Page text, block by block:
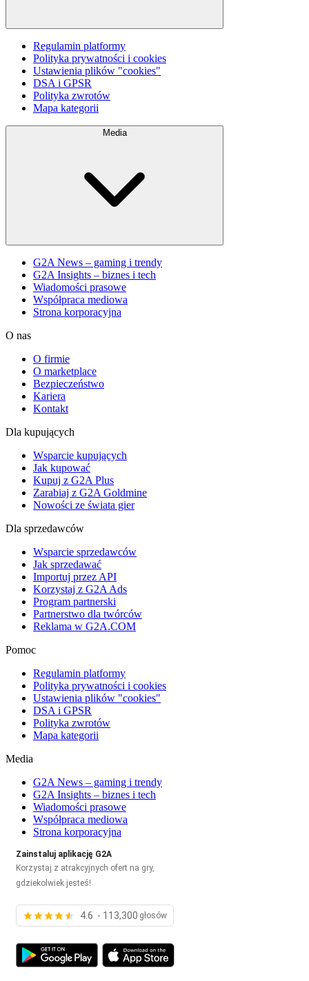
Regulamin platformy
Polityka prywatności i cookies
Ustawienia plików "cookies"
DSA i GPSR
Polityka zwrotów
Mapa kategorii
Media
G2A News – gaming i trendy
G2A Insights – biznes i tech
Wiadomości prasowe
Współpraca mediowa
Strona korporacyjna
O nas
O firmie
O marketplace
Bezpieczeństwo
Kariera
Kontakt
Dla kupujących
Wsparcie kupujących
Jak kupować
Kupuj z G2A Plus
Zarabiaj z G2A Goldmine
Nowości ze świata gier
Dla sprzedawców
Wsparcie sprzedawców
Jak sprzedawać
Importuj przez API
Korzystaj z G2A Ads
Program partnerski
Partnerstwo dla twórców
Reklama w G2A.COM
Pomoc
Regulamin platformy
Polityka prywatności i cookies
Ustawienia plików "cookies"
DSA i GPSR
Polityka zwrotów
Mapa kategorii
Media
G2A News – gaming i trendy
G2A Insights – biznes i tech
Wiadomości prasowe
Współpraca mediowa
Strona korporacyjna
Zainstaluj aplikację G2A
Korzystaj z atrakcyjnych ofert na gry,
gdziekolwiek jesteś!
4.6 - 113,300 głosów